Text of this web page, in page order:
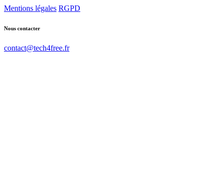
Mentions légales RGPD
Nous contacter
contact@tech4free.fr